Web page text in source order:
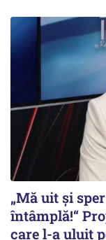
„Mă uit și
întâmplă!“
care l-a uluit